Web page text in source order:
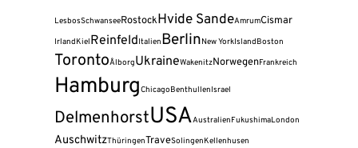
LesbosSchwanseeRostockHvide SandeAmrumCismar
IrlandKielReinfeldItalienBerlinNew YorkIslandBoston
TorontoÅlborgUkraineWakenitzNorwegenFrankreich
HamburgChicagoBenthullenIsrael
DelmenhorstUSAAustralienFukushimaLondon
AuschwitzThüringenTraveSolingenKellenhusen